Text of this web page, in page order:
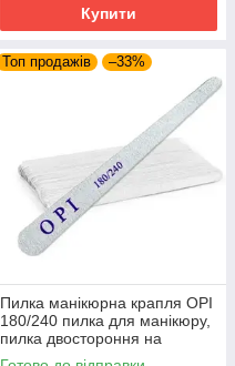
Купити
Топ продажів –33%
Пилка манікюрна крапля OPI
180/240 пилка для манікюру,
пилка двостороння на
паперовій основі, пилка для